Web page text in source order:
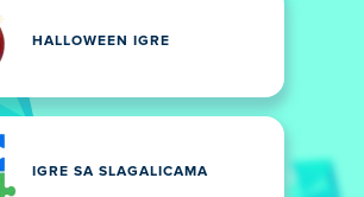
HALLOWEEN IGRE
IGRE SA SLAGALICAMA